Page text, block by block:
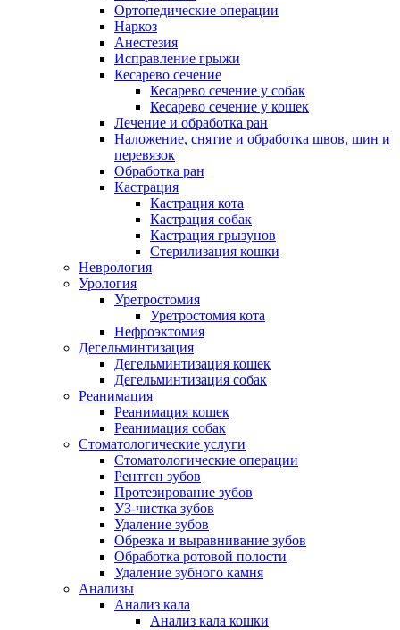
Ортопедические операции
Наркоз
Анестезия
Исправление грыжи
Кесарево сечение
Кесарево сечение у собак
Кесарево сечение у кошек
Лечение и обработка ран
Наложение, снятие и обработка швов, шин и
перевязок
Обработка ран
Кастрация
Кастрация кота
Кастрация собак
Кастрация грызунов
Стерилизация кошки
Неврология
Урология
Уретростомия
Уретростомия кота
Нефроэктомия
Дегельминтизация
Дегельминтизация кошек
Дегельминтизация собак
Реанимация
Реанимация кошек
Реанимация собак
Стоматологические услуги
Стоматологические операции
Рентген зубов
Протезирование зубов
УЗ-чистка зубов
Удаление зубов
Обрезка и выравнивание зубов
Обработка ротовой полости
Удаление зубного камня
Анализы
Анализ кала
Анализ кала кошки